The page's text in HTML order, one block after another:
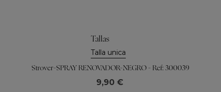
Tallas
Talla unica
Strover-SPRAY RENOVADOR-NEGRO - Ref: 300039
9,90 €